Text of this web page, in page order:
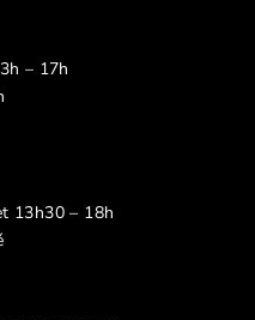
– 17h
13h30 – 18h